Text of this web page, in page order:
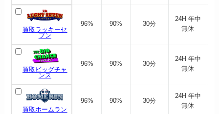
買取ラッキーセ
ブン
96% 90% 30分
24H 年中
無休
買取ビッグチャ
ンス
96% 90% 30分
24H 年中
無休
買取ホームラン
96% 90% 30分
24H 年中
無休